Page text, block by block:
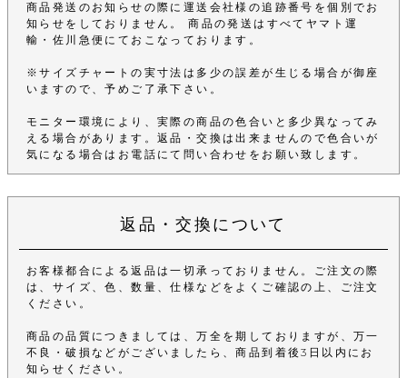
商品発送のお知らせの際に運送会社様の追跡番号を個別でお
知らせをしておりません。 商品の発送はすべてヤマト運
輸・佐川急便にておこなっております。
※サイズチャートの実寸法は多少の誤差が生じる場合が御座
いますので、予めご了承下さい。
モニター環境により、実際の商品の色合いと多少異なってみ
える場合があります。返品・交換は出来ませんので色合いが
気になる場合はお電話にて問い合わせをお願い致します。
返品・交換について
お客様都合による返品は一切承っておりません。ご注文の際
は、サイズ、色、数量、仕様などをよくご確認の上、ご注文
ください。
商品の品質につきましては、万全を期しておりますが、万一
不良・破損などがございましたら、商品到着後3日以内にお
知らせください。